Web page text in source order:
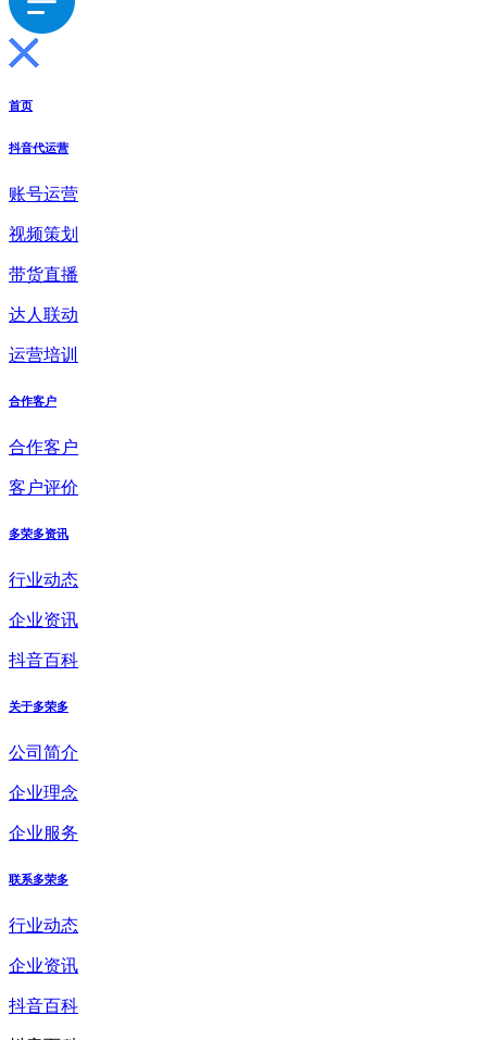
首页
抖音代运营
账号运营
视频策划
带货直播
达人联动
运营培训
合作客户
合作客户
客户评价
多荣多资讯
行业动态
企业资讯
抖音百科
关于多荣多
公司简介
企业理念
企业服务
联系多荣多
行业动态
企业资讯
抖音百科